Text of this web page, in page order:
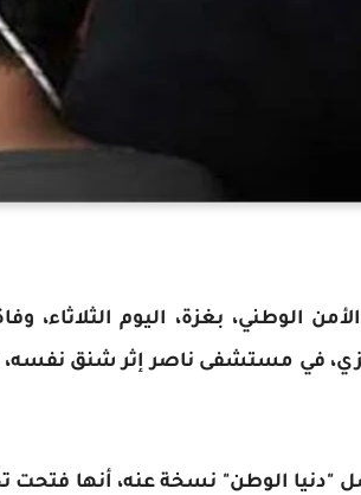
في مستشفى ناصر إثر شنق نفسه،
الوطن" نسخة عنه، أنها فتحت